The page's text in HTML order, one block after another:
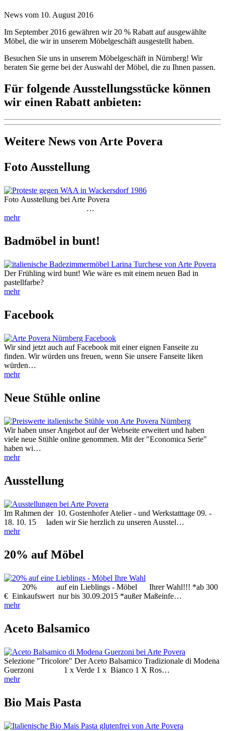
News vom 10. August 2016
Im September 2016 gewähren wir 20 % Rabatt auf ausgewählte
Möbel, die wir in unserem Möbelgeschäft ausgestellt haben.
Besuchen Sie uns in unserem Möbelgeschäft in Nürnberg! Wir
beraten Sie gerne bei der Auswahl der Möbel, die zu Ihnen passen.
Für folgende Ausstellungsstücke können
wir einen Rabatt anbieten:
Weitere News von Arte Povera
Foto Ausstellung
Foto Ausstellung bei Arte Povera
…
mehr
Badmöbel in bunt!
Der Frühling wird bunt! Wie wäre es mit einem neuen Bad in
pastellfarbe?
mehr
Facebook
Wir sind jetzt auch auf Facebook mit einer eignen Fanseite zu
finden. Wir würden uns freuen, wenn Sie unsere Fanseite liken
würden…
mehr
Neue Stühle online
Wir haben unser Angebot auf der Webseite erweitert und haben
viele neue Stühle online genommen. Mit der "Economica Serie"
haben wi…
mehr
Ausstellung
Im Rahmen der 10. Gostenhofer Atelier - und Werkstatttage 09. -
18. 10. 15 laden wir Sie herzlich zu unseren Ausstel…
mehr
20% auf Möbel
20% auf ein Lieblings - Möbel Ihrer Wahl!!! *ab 300
€ Einkaufswert nur bis 30.09.2015 *außer Maßeinfe…
mehr
Aceto Balsamico
Selezione "Tricolore" Der Aceto Balsamico Tradizionale di Modena
Guerzoni 1 x Verde 1 x Bianco 1 X Ros…
mehr
Bio Mais Pasta